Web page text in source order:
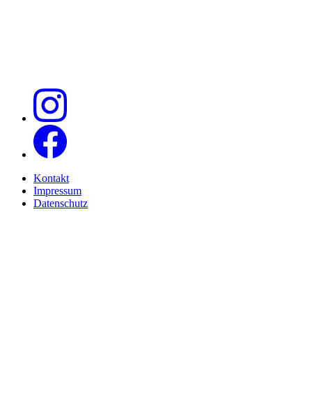
Kontakt
Impressum
Datenschutz